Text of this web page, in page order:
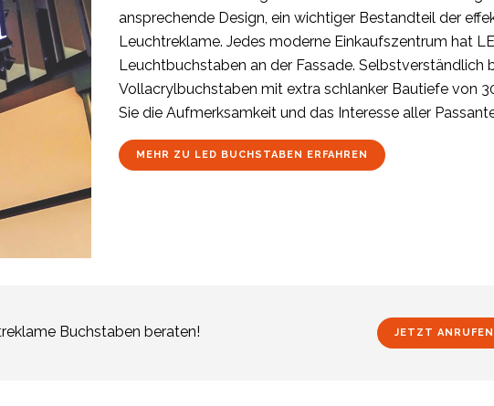
ansprechende Design, ein wichtiger Bestandteil der
Leuchtreklame. Jedes moderne Einkaufszentrum hat
Leuchtbuchstaben an der Fassade. Selbstverständlich
Vollacrylbuchstaben mit extra schlanker Bautiefe von
Sie die Aufmerksamkeit und das Interesse aller
MEHR ZU LED BUCHSTABEN ERFAHREN
Buchstaben beraten! JETZT